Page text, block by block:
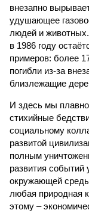
внезапно
удушающее
людей и
в 1986 году
примеров: более
погибли из-за
близлежащие
И здесь мы
стихийные
социальному
развитой
полным
развития
окружающей
любая природная
этому –